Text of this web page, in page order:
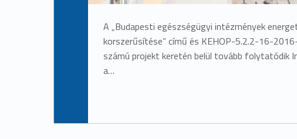
A „Budapesti egészségügyi intézmények
korszerűsítése” című és KEHOP-5.2.2-16-
számú projekt keretén belül tovább folytatódik
a…